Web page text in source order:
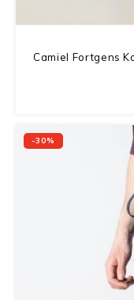
Camiel Fortgens
-30%